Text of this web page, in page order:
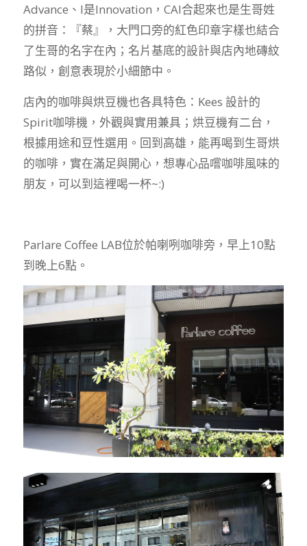
Advance、I是Innovation，CAI合起來也是生哥姓
的拼音：『蔡』，大門口旁的紅色印章字樣也結合
了生哥的名字在內；名片基底的設計與店內地磚紋
路似，創意表現於小細節中。
店內的咖啡與烘豆機也各具特色：Kees 設計的
Spirit咖啡機，外觀與實用兼具；烘豆機有二台，
根據用途和豆性選用。回到高雄，能再喝到生哥烘
的咖啡，實在滿足與開心，想專心品嚐咖啡風味的
朋友，可以到這裡喝一杯~:)
Parlare Coffee LAB位於帕喇咧咖啡旁，早上10點
到晚上6點。